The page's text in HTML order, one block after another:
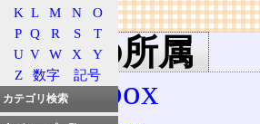
リンク
用語の所属
busybox
K L M N
O
P Q R S
T
U V W X
Y
Z
数字 記号
カテゴリ検索